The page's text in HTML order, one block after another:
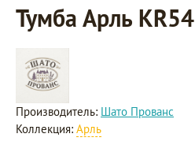
Тумба Арль KR54
Производитель: Шато Прованс
Коллекция: Арль